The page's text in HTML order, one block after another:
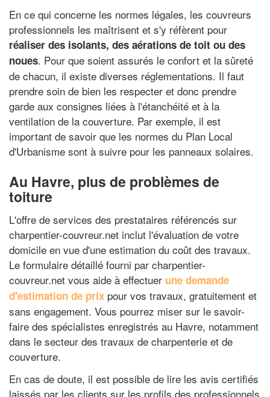
En ce qui concerne les normes légales, les couvreurs
professionnels les maîtrisent et s'y réfèrent pour
réaliser des isolants, des aérations de toit ou des
noues. Pour que soient assurés le confort et la sûreté
de chacun, il existe diverses réglementations. Il faut
prendre soin de bien les respecter et donc prendre
garde aux consignes liées à l'étanchéité et à la
ventilation de la couverture. Par exemple, il est
important de savoir que les normes du Plan Local
d'Urbanisme sont à suivre pour les panneaux solaires.
Au Havre, plus de problèmes de
toiture
L'offre de services des prestataires référencés sur
charpentier-couvreur.net inclut l'évaluation de votre
domicile en vue d'une estimation du coût des travaux.
Le formulaire détaillé fourni par charpentier-
couvreur.net vous aide à effectuer une demande
d'estimation de prix pour vos travaux, gratuitement et
sans engagement. Vous pourrez miser sur le savoir-
faire des spécialistes enregistrés au Havre, notamment
dans le secteur des travaux de charpenterie et de
couverture.
En cas de doute, il est possible de lire les avis certifiés
laissés par les clients sur les profils des professionnels